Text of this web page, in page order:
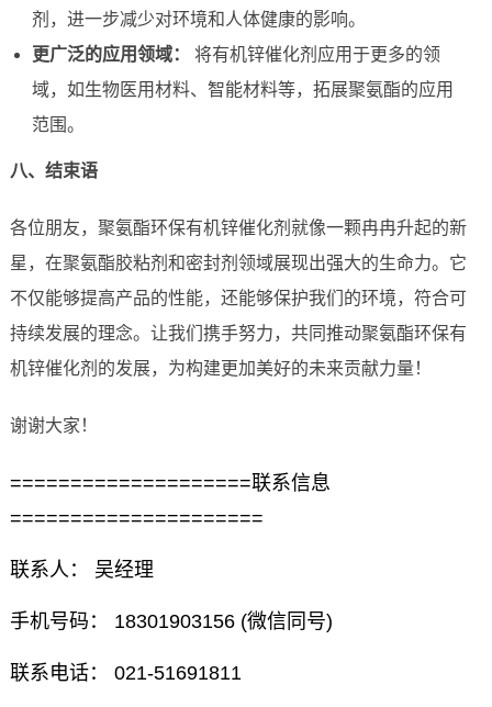
剂，进一步减少对环境和人体健康的影响。
更广泛的应用领域：
将有机锌催化剂应用于更多的领
域，如生物医用材料、智能材料等，拓展聚氨酯的应用
范围。
八、结束语
各位朋友，聚氨酯环保有机锌催化剂就像一颗冉冉升起的新
星，在聚氨酯胶粘剂和密封剂领域展现出强大的生命力。它
不仅能够提高产品的性能，还能够保护我们的环境，符合可
持续发展的理念。让我们携手努力，共同推动聚氨酯环保有
机锌催化剂的发展，为构建更加美好的未来贡献力量！
谢谢大家！
====================联系信息
=====================
联系人： 吴经理
手机号码： 18301903156 (微信同号)
联系电话： 021-51691811